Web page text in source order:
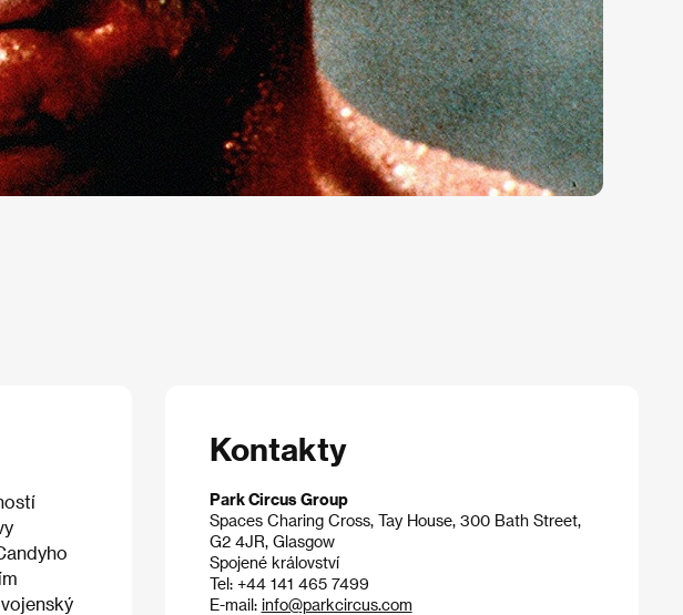
Kontakty
Park Circus Group
Spaces Charing Cross, Tay House, 300 Bath Street,
G2 4JR, Glasgow
Spojené království
Tel: +44 141 465 7499
E-mail: info@parkcircus.com